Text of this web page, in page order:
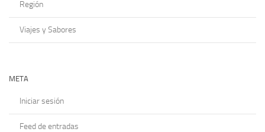
Región
Viajes y Sabores
META
Iniciar sesión
Feed de entradas